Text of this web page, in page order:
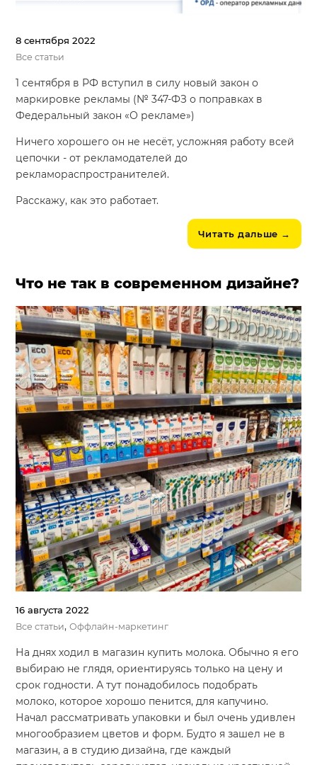
8 сентября 2022
Все статьи
1 сентября в РФ вступил в силу новый закон о
маркировке рекламы (№ 347-ФЗ о поправках в
Федеральный закон «О рекламе»)
Ничего хорошего он не несёт, усложняя работу всей
цепочки - от рекламодателей до
рекламораспространителей.
Расскажу, как это работает.
Читать дальше →
Что не так в современном дизайне?
16 августа 2022
Все статьи,Оффлайн-маркетинг
На днях ходил в магазин купить молока. Обычно я его
выбираю не глядя, ориентируясь только на цену и
срок годности. А тут понадобилось подобрать
молоко, которое хорошо пенится, для капучино.
Начал рассматривать упаковки и был очень удивлен
многообразием цветов и форм. Будто я зашел не в
магазин, а в студию дизайна, где каждый